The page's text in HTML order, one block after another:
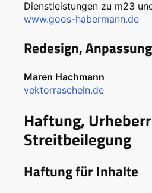
Dienstleistungen zu m23
www.goos-habermann.de
Redesign,
Maren Hachmann
vektorrascheln.de
Haftung,
Streitbeilegung
Haftung für Inhalte